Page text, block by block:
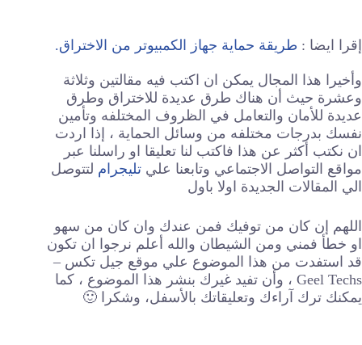
إقرا ايضا : طريقة حماية جهاز الكمبيوتر من الاختراق.
وأخيرا هذا المجال يمكن ان اكتب فيه مقالتين وثلاثة
وعشرة حيث أن هناك طرق عديدة للاختراق وطرق
عديدة للأمان والتعامل في الظروف المختلفه وتأمين
نفسك بدرجات مختلفه من وسائل الحماية ، إذا اردت
ان نكتب أكثر عن هذا فاكتب لنا تعليقا او راسلنا عبر
مواقع التواصل الاجتماعي وتابعنا علي تليجرام لتتوصل
الي المقالات الجديدة اولا باول
اللهم إن كان من توفيك فمن عندك وان كان من سهو
او خطأ فمني ومن الشيطان والله أعلم نرجوا ان تكون
قد استفدت من هذا الموضوع علي موقع جيل تكس –
Geel Techs ، وأن تفيد غيرك بنشر هذا الموضوع ، كما
يمكنك ترك آراءك وتعليقاتك بالأسفل، وشكرا 🙂